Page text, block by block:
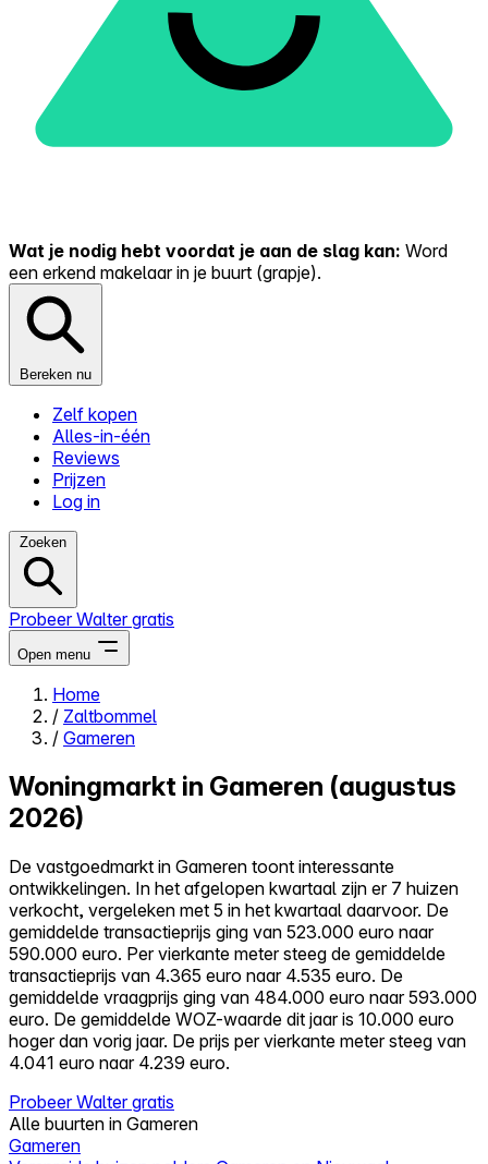
Wat je nodig hebt voordat je aan de slag kan: Word
een erkend makelaar in je buurt (grapje).
Bereken nu
Zelf kopen
Alles-in-één
Reviews
Prijzen
Log in
Zoeken
Probeer Walter gratis
Open menu
Close menu
Alles-in-één
Reviews
Prijzen
Log in
Probeer Walter gratis
Home
/ Zaltbommel
/ Gameren
Woningmarkt in Gameren (augustus
2026)
De vastgoedmarkt in Gameren toont interessante
ontwikkelingen. In het afgelopen kwartaal zijn er 7 huizen
verkocht, vergeleken met 5 in het kwartaal daarvoor. De
gemiddelde transactieprijs ging van 523.000 euro naar
590.000 euro. Per vierkante meter steeg de gemiddelde
transactieprijs van 4.365 euro naar 4.535 euro. De
gemiddelde vraagprijs ging van 484.000 euro naar 593.000
euro. De gemiddelde WOZ-waarde dit jaar is 10.000 euro
hoger dan vorig jaar. De prijs per vierkante meter steeg van
4.041 euro naar 4.239 euro.
Probeer Walter gratis
Alle buurten in Gameren
Gameren